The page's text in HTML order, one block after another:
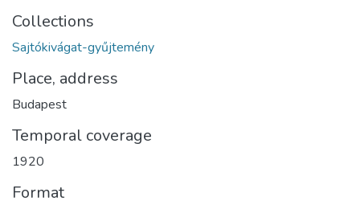
Collections
Sajtókivágat-gyűjtemény
Place, address
Budapest
Temporal coverage
1920
Format